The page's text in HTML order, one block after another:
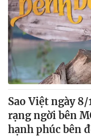
VTV Money
VTV Sức khoẻ
Thị trường 24h
VTV4
VTV9
Sao Việt ngày
rạng ngời bên
hạnh phúc bên